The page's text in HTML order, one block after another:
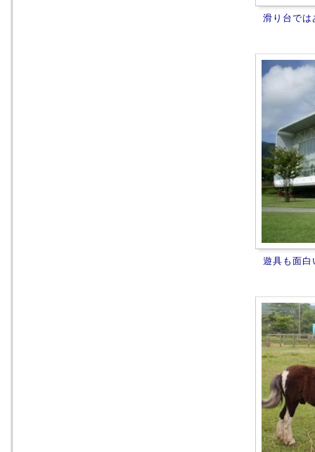
滑り台では
遊具も面白